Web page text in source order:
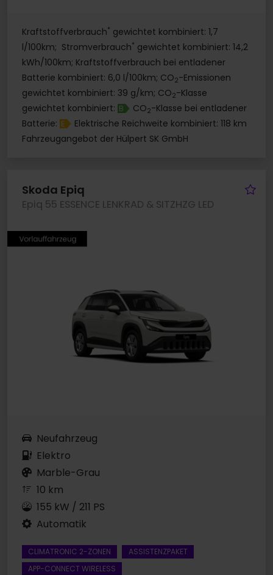
Kraftstoffverbrauch* gewichtet kombiniert: 1,7
l/100km; Stromverbrauch* gewichtet kombiniert: 14,2
kWh/100km; Kraftstoffverbrauch bei entladener
Batterie kombiniert: 6,0 l/100km; CO2-Emissionen
gewichtet kombiniert: 39 g/km; CO2-Klasse
gewichtet kombiniert: B CO2-Klasse bei entladener
Batterie: E
Elektrische Reichweite kombiniert: 118 km
Fahrzeugangebot der Hülpert SK GmbH
Skoda Epiq
Epiq 55 ESSENCE LENKRAD & SITZHZG LED
Neufahrzeug
Elektro
Marble-Grau
10 km
155 kW / 211 PS
Automatik
CLIMATRONIC 2-ZONEN
ASSISTENZPAKET
APP-CONNECT WIRELESS